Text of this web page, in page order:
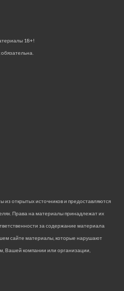
18+!
открытых источников и предоставляются
Права на материалы принадлежат их
за содержание материала
сайте материалы, которые нарушают
Вашей компании или организации,